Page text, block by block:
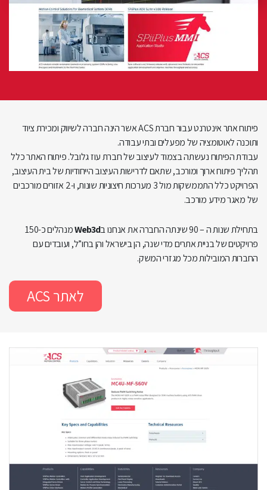
פיתוח אתר אינטרנט עבור חברת ACS אשר הינה חברה לשיווק ומכירת ציוד
ותוכנה לאוטומציה של מפעלים ובתי עבודה.
עבודת הפיתוח נעשתה בצמוד לעיצוב של חברת עוז גלובל. פיתוח האתר כלל
תהליך פיתוח ארוך ומורכב, שתאם לדרישות העיצוב הייחודיות של בית העיצוב,
הפרויקט כלל התממשקות מול 3 מערכות חיצוניות שונות, ו-2 אזורים מורכבים
של מאגר מידע מורכב.
בתחילת שנות ה – 90 שינתה החברה את אנחנו ב Web3d
מנהלים כ-150
פרויקטים של בניית אתרים מדי שנה, הן בישראל והן בחו”ל, ועובדים עם
החברות המובילות מכל מגזרי המשק.
לאתר ACS